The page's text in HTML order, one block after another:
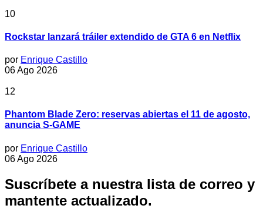
10
Rockstar lanzará tráiler extendido de GTA 6 en Netflix
por Enrique Castillo
06 Ago 2026
12
Phantom Blade Zero: reservas abiertas el 11 de agosto,
anuncia S-GAME
por Enrique Castillo
06 Ago 2026
Suscríbete a nuestra lista de correo y
mantente actualizado.